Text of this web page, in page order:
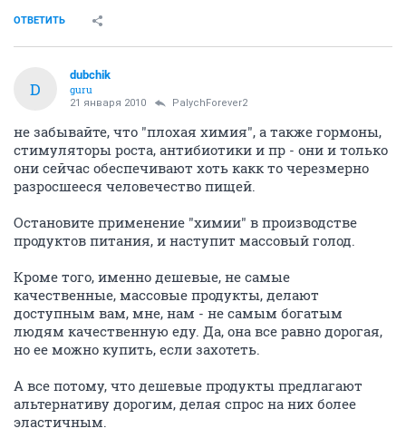
ОТВЕТИТЬ
D
dubchik
guru
21 января 2010 PalychForever2
не забывайте, что "плохая химия", а также гормоны,
стимуляторы роста, антибиотики и пр - они и только
они сейчас обеспечивают хоть какк то черезмерно
разросшееся человечество пищей.
Остановите применение "химии" в производстве
продуктов питания, и наступит массовый голод.
Кроме того, именно дешевые, не самые
качественные, массовые продукты, делают
доступным вам, мне, нам - не самым богатым
людям качественную еду. Да, она все равно дорогая,
но ее можно купить, если захотеть.
А все потому, что дешевые продукты предлагают
альтернативу дорогим, делая спрос на них более
эластичным.